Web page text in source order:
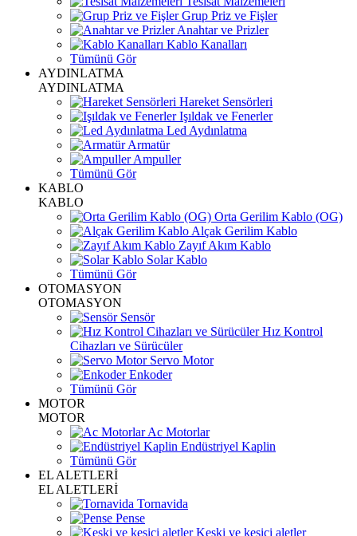
Grup Priz ve Fişler
Anahtar ve Prizler
Kablo Kanalları
Tümünü Gör
AYDINLATMA
AYDINLATMA
Hareket Sensörleri
Işıldak ve Fenerler
Led Aydınlatma
Armatür
Ampuller
Tümünü Gör
KABLO
KABLO
Orta Gerilim Kablo (OG)
Alçak Gerilim Kablo
Zayıf Akım Kablo
Solar Kablo
Tümünü Gör
OTOMASYON
OTOMASYON
Sensör
Hız Kontrol
Cihazları ve Sürücüler
Servo Motor
Enkoder
Tümünü Gör
MOTOR
MOTOR
Ac Motorlar
Endüstriyel Kaplin
Tümünü Gör
EL ALETLERİ
EL ALETLERİ
Tornavida
Pense
Keski ve kesici aletler